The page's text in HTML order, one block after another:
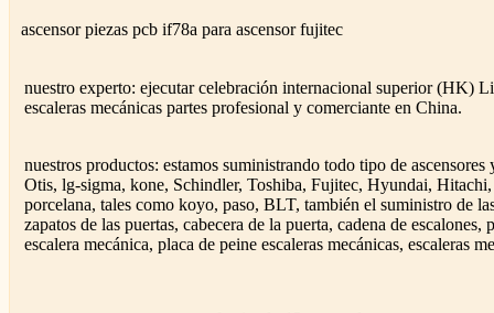
ascensor piezas pcb if78a para ascensor fujitec
nuestro experto: ejecutar celebración internacional superior (HK)
escaleras mecánicas partes profesional y comerciante en China.
nuestros productos: estamos suministrando todo tipo de
Otis, lg-sigma, kone, Schindler, Toshiba, Fujitec, Hyundai,
porcelana, tales como koyo, paso, BLT, también el suministro de
zapatos de las puertas, cabecera de la puerta, cadena de escalones,
escalera mecánica, placa de peine escaleras mecánicas, escaleras